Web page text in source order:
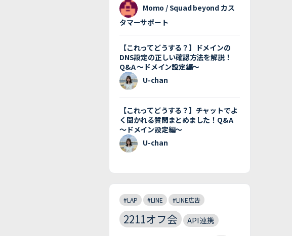
Momo / Squad beyond カス
タマーサポート
【これってどうする？】ドメインの
DNS設定の正しい確認方法を解説！
Q&A 〜ドメイン設定編〜
U-chan
【これってどうする？】チャットでよ
く聞かれる質問まとめました！Q&A
〜ドメイン設定編〜
U-chan
#LAP #LINE #LINE広告
2211オフ会 API連携